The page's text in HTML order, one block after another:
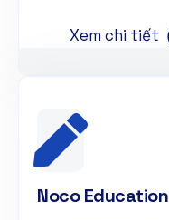
Xem chi tiết
Noco Education